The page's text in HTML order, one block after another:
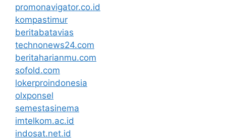
promonavigator.co.id
kompastimur
beritabatavias
technonews24.com
beritaharianmu.com
sofold.com
lokerproindonesia
olxponsel
semestasinema
imtelkom.ac.id
indosat.net.id